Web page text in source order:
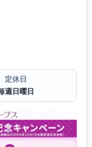
定休日
週日曜日